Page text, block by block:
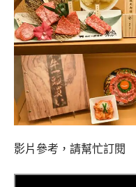
影片參考，請幫忙訂閱